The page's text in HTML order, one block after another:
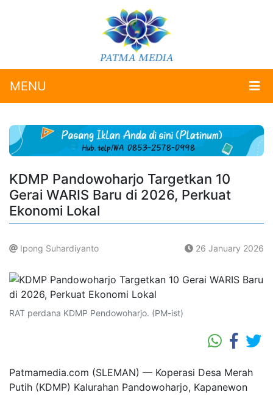
MENU
KDMP Pandowoharjo Targetkan 10
Gerai WARIS Baru di 2026, Perkuat
Ekonomi Lokal
Ipong Suhardiyanto 26 January 2026
RAT perdana KDMP Pendowoharjo. (PM-ist)
Patmamedia.com (SLEMAN) — Koperasi Desa Merah
Putih (KDMP) Kalurahan Pandowoharjo, Kapanewon